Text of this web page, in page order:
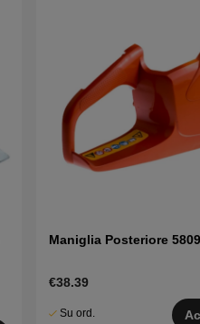
Maniglia Posteriore
€38.39
Su ord.